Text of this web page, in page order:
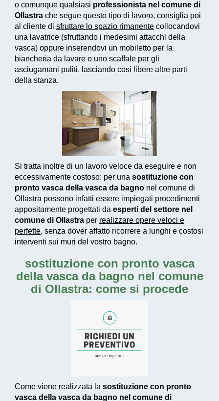
o comunque qualsiasi professionista nel comune di
Ollastra che segue questo tipo di lavoro, consiglia poi
al cliente di sfruttare lo spazio rimanente collocandovi
una lavatrice (sfruttando i medesimi attacchi della
vasca) oppure inserendovi un mobiletto per la
biancheria da lavare o uno scaffale per gli
asciugamani puliti, lasciando così libere altre parti
della stanza.
Si tratta inoltre di un lavoro veloce da eseguire e non
eccessivamente costoso: per una sostituzione con
pronto vasca della vasca da bagno nel comune di
Ollastra possono infatti essere impiegati procedimenti
appositamente progettati da esperti del settore nel
comune di Ollastra per realizzare opere veloci e
perfette, senza dover affatto ricorrere a lunghi e costosi
interventi sui muri del vostro bagno.
sostituzione con pronto vasca
della vasca da bagno nel comune
di Ollastra: come si procede
Come viene realizzata la sostituzione con pronto
vasca della vasca da bagno nel comune di